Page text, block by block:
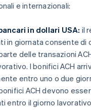
e internazionali:
in dollari USA: il
in giornata consente di
delle transazioni
I bonifici ACH
entro uno o due
ACH devono
entro il giorno